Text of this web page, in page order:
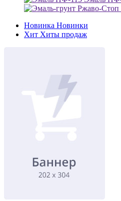
Новинка Новинки
Хит Хиты продаж